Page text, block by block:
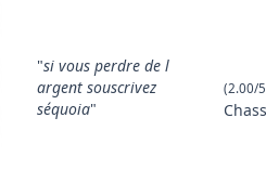
"si vous perdre de l
argent souscrivez
séquoia"
(2.00/